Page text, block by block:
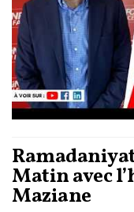
Matin avec
Maziane